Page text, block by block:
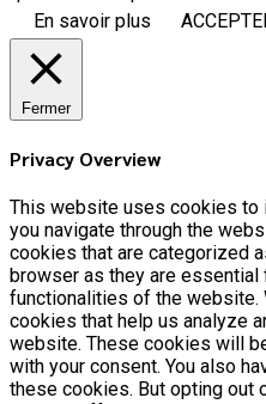
En savoir plus
Fermer
Privacy Overview
This website uses cookies to
you navigate through the
cookies that are categorized
browser as they are
functionalities of the website.
cookies that help us analyze
website. These cookies will
with your consent. You also
these cookies. But opting